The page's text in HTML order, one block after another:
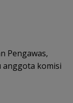
Pengawas,
anggota komisi